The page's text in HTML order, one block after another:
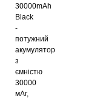
30000mAh
Black
-
потужний
акумулятор
з
ємністю
30000
мАг,